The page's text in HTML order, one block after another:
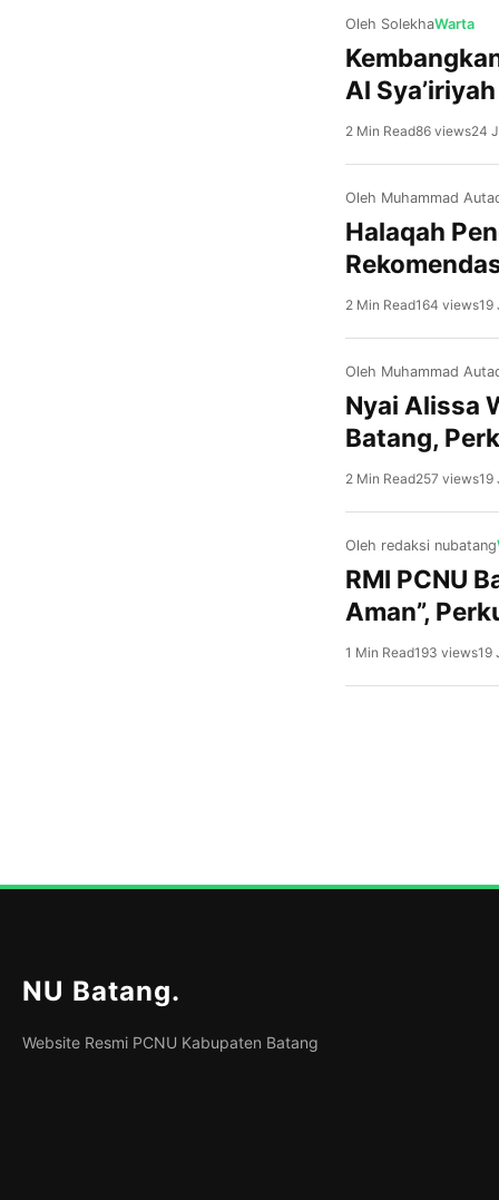
Oleh SolekhaWarta
Al
2 Min Read86 views24
Oleh Muhammad
Halaqah
2 Min Read164 views19
Oleh Muhammad
Nyai Alissa
Batang,
2 Min Read257 views19
Oleh redaksi nubatang
RMI PCNU
Aman”,
1 Min Read193 views19
NU Batang.
Website Resmi PCNU Kabupaten Batang